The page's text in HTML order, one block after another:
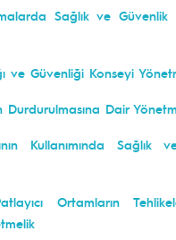
Sağlık ve Güvenlik
ve Güvenliği Konseyi
Durdurulmasına Dair
Kullanımında Sağlık
Ortamların